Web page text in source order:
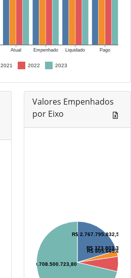
Atual Empenhado Liquidado Pago
2021 2022 2023
Valores Empenhados
por Eixo
R$ 2.767.795.832,51
R$
R$
R$ 9.708.500.723,80